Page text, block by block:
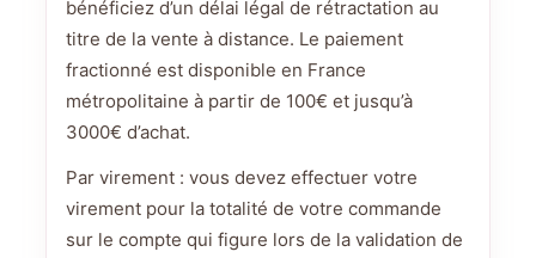
bénéficiez d’un délai légal de rétractation au
titre de la vente à distance. Le paiement
fractionné est disponible en France
métropolitaine à partir de 100€ et jusqu’à
3000€ d’achat.
Par virement : vous devez effectuer votre
virement pour la totalité de votre commande
sur le compte qui figure lors de la validation de